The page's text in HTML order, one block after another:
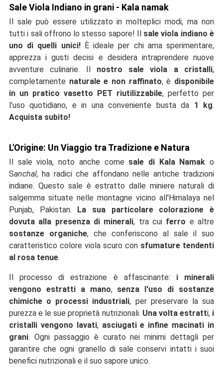
Sale Viola Indiano in grani - Kala namak
Il sale può essere utilizzato in molteplici modi, ma non
tutti i sali offrono lo stesso sapore! Il sale viola indiano è
uno di quelli unici!È ideale per chi ama sperimentare,
apprezza i gusti decisi e desidera intraprendere nuove
avventure culinarie. Il nostro sale viola a cristalli,
completamente naturale e non raffinato, è disponibile
in un pratico vasetto PET riutilizzabile, perfetto per
l’uso quotidiano, e in una conveniente busta da 1 kg.
Acquista subito!
L'Origine: Un Viaggio tra Tradizione e Natura
Il sale viola, noto anche come sale di Kala Namak o
Sanchal, ha radici che affondano nelle antiche tradizioni
indiane. Questo sale è estratto dalle miniere naturali di
salgemma situate nelle montagne vicino all'Himalaya nel
Punjab, Pakistan.
La sua particolare colorazione è
dovuta alla presenza di minerali, tra cui ferro e altre
sostanze organiche, che conferiscono al sale il suo
caratteristico colore viola scuro con sfumature tendenti
al rosa tenue.
Il processo di estrazione è affascinante: i minerali
vengono estratti a mano, senza l'uso di sostanze
chimiche o processi industriali, per preservare la sua
purezza e le sue proprietà nutrizionali. Una volta estratti, i
cristalli vengono lavati, asciugati e infine macinati in
grani. Ogni passaggio è curato nei minimi dettagli per
garantire che ogni granello di sale conservi intatti i suoi
benefici nutrizionali e il suo sapore unico.